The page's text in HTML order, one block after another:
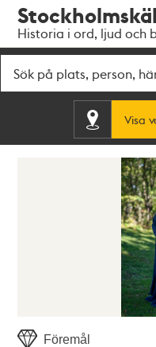
navigationen
huvudinnehållet
Historia i ord, ljud och
Visa
Föremål